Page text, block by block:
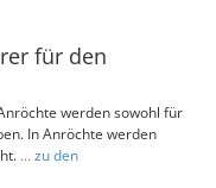
für den
werden sowohl für
In Anröchte werden
... zu den